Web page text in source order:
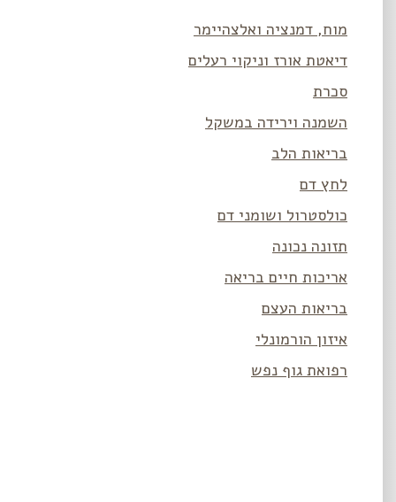
מוח, דמנציה ואלצהיימר
דיאטת אורז וניקוי רעלים
סכרת
השמנה וירידה במשקל
בריאות הלב
לחץ דם
כולסטרול ושומני דם
תזונה נכונה
אריכות חיים בריאה
בריאות העצם
איזון הורמונלי
רפואת גוף נפש